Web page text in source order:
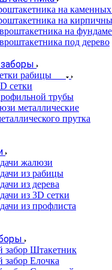
на каменных
на
на
под дерево
рабицы
сетки
трубы
металлические
прутка
жалюзи
из рабицы
из дерева
из 3D сетки
из профлиста
забор Штакетник
забор Елочка